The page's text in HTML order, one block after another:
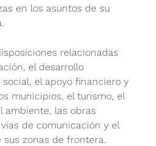
en los asuntos de su
relacionadas
el desarrollo
el apoyo financiero y
municipios, el turismo, el
ambiente, las obras
de comunicación y el
sus zonas de frontera.